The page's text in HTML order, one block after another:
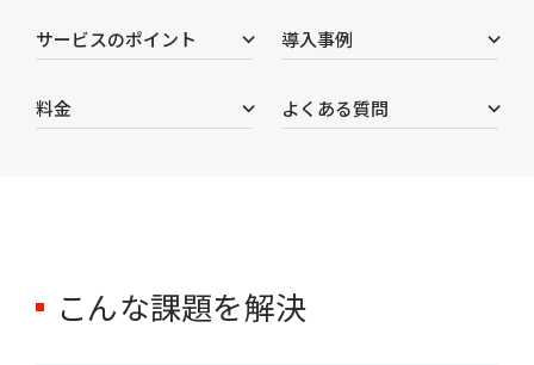
サービスのポイント 導入事例
料金 よくある質問
こんな課題を解決